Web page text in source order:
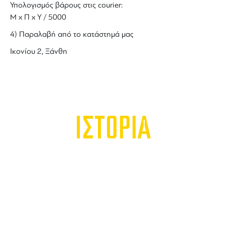
Υπολογισμός βάρους στις courier:
Μ x Π x Y / 5000
4) Παραλαβή από το κατάστημά μας
Ικονίου 2, Ξάνθη
ΙΣΤΟΡΙΑ